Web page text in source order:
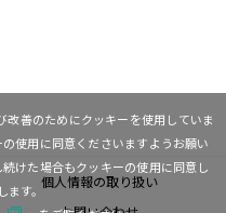
改善のためにクッキーを使用していま
使用に同意くださいますようお願い
けた場合もクッキーの使用に同意し
ます。
個人情報の取り扱い